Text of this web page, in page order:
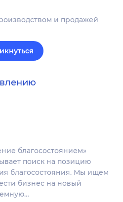
и продажей
благосостоянием»
поиск на позицию
благосостояния. Мы ищем
бизнес на новый